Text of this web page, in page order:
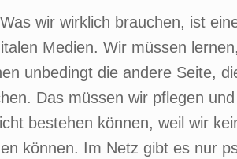
wir wirklich brauchen, ist
Medien. Wir müssen
unbedingt die andere Seite,
Das müssen wir pflegen
bestehen können, weil wir
können. Im Netz gibt es nur